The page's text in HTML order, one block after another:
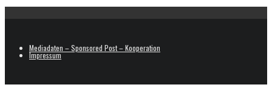
Mediadaten – Sponsored Post – Kooperation
Impressum